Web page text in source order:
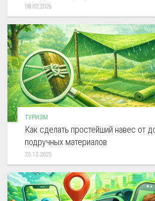
08.02.2026
ТУРИЗМ
Как сделать простейший навес от
подручных материалов
25.12.2025